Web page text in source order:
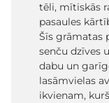
tēli, mītiskās
pasaules
Šīs grāmatas
senču dzīves
dabu un
lasāmvielas
ikvienam,